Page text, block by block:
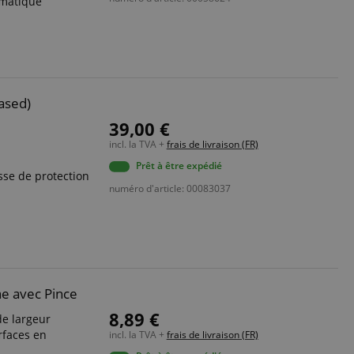
de protection
39,00 €
incl. la TVA + frais de livraison (FR)
Prêt à être expédié
numéro d'article: 00083037
avec Pince
largeur
en
8,89 €
incl. la TVA + frais de livraison (FR)
user session
- qui est une
uniques en
client. Il
pour calculer
les rapports
tels que
It can be